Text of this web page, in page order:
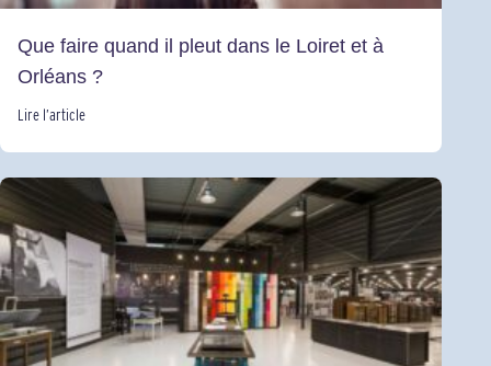
Que faire quand il pleut dans le Loiret et à
Orléans ?
Lire l’article